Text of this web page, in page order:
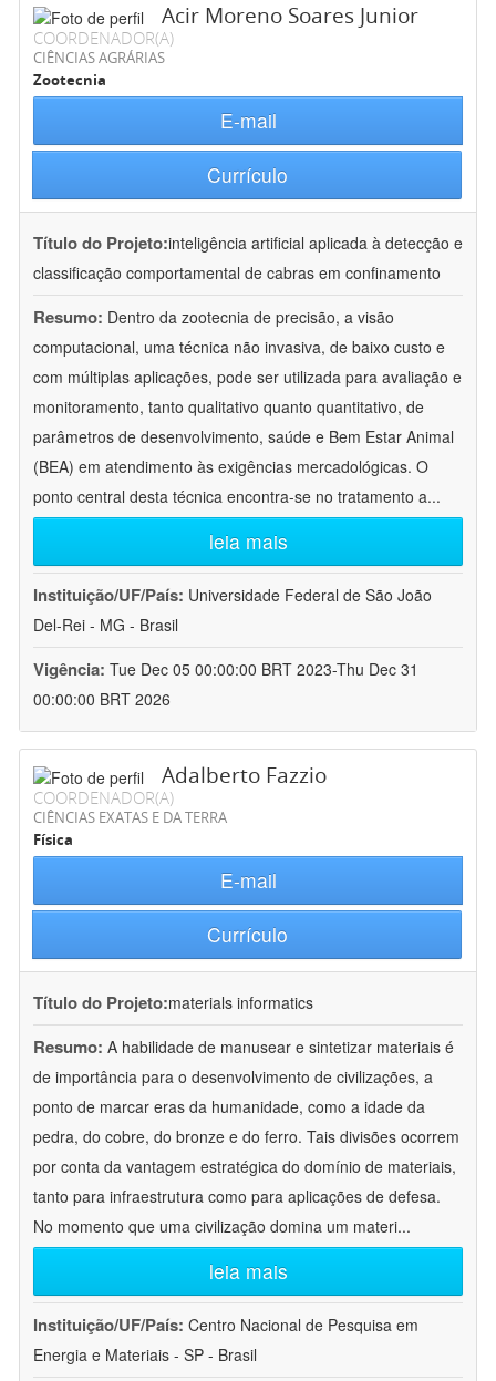
Acir Moreno Soares Junior
COORDENADOR(A)
CIÊNCIAS AGRÁRIAS
Zootecnia
E-mail
Currículo
Título do Projeto:inteligência artificial aplicada à detecção e
classificação comportamental de cabras em confinamento
Resumo: Dentro da zootecnia de precisão, a visão
computacional, uma técnica não invasiva, de baixo custo e
com múltiplas aplicações, pode ser utilizada para avaliação e
monitoramento, tanto qualitativo quanto quantitativo, de
parâmetros de desenvolvimento, saúde e Bem Estar Animal
(BEA) em atendimento às exigências mercadológicas. O
ponto central desta técnica encontra-se no tratamento a...
leia mais
Instituição/UF/País: Universidade Federal de São João
Del-Rei - MG - Brasil
Vigência: Tue Dec 05 00:00:00 BRT 2023-Thu Dec 31
00:00:00 BRT 2026
Adalberto Fazzio
COORDENADOR(A)
CIÊNCIAS EXATAS E DA TERRA
Física
E-mail
Currículo
Título do Projeto:materials informatics
Resumo: A habilidade de manusear e sintetizar materiais é
de importância para o desenvolvimento de civilizações, a
ponto de marcar eras da humanidade, como a idade da
pedra, do cobre, do bronze e do ferro. Tais divisões ocorrem
por conta da vantagem estratégica do domínio de materiais,
tanto para infraestrutura como para aplicações de defesa.
No momento que uma civilização domina um materi...
leia mais
Instituição/UF/País: Centro Nacional de Pesquisa em
Energia e Materiais - SP - Brasil